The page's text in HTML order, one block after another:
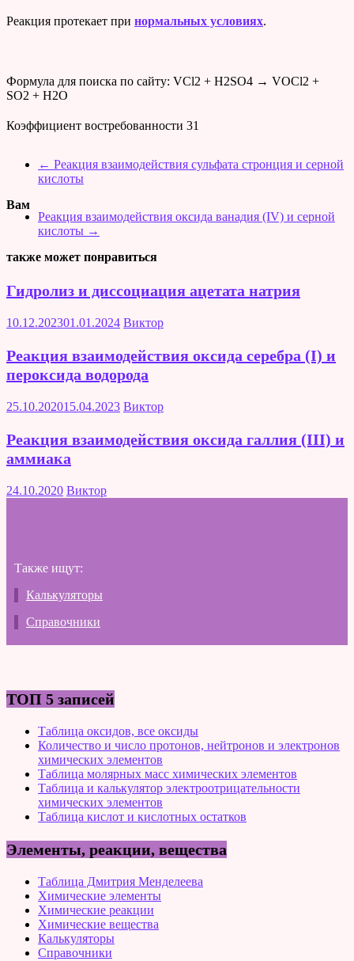
Реакция протекает при нормальных условиях.
Формула для поиска по сайту: VCl2 + H2SO4 → VOCl2 +
SO2 + H2O
Коэффициент востребованности 31
← Реакция взаимодействия сульфата стронция и серной
кислоты
Реакция взаимодействия оксида ванадия (IV) и серной
кислоты →
Вам
также может понравиться
Гидролиз и диссоциация ацетата натрия
10.12.202301.01.2024 Виктор
Реакция взаимодействия оксида серебра (I) и
пероксида водорода
25.10.202015.04.2023 Виктор
Реакция взаимодействия оксида галлия (III) и
аммиака
24.10.2020 Виктор
Также ищут:
Калькуляторы
Справочники
ТОП 5 записей
Таблица оксидов, все оксиды
Количество и число протонов, нейтронов и электронов
химических элементов
Таблица молярных масс химических элементов
Таблица и калькулятор электроотрицательности
химических элементов
Таблица кислот и кислотных остатков
Элементы, реакции, вещества
Таблица Дмитрия Менделеева
Химические элементы
Химические реакции
Химические вещества
Калькуляторы
Справочники